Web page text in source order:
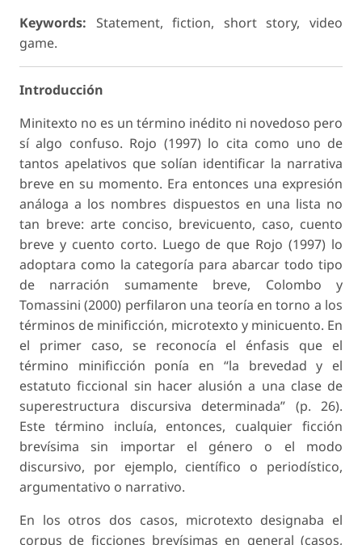
Keywords: Statement, fiction, short story, video
game.
Introducción
Minitexto no es un término inédito ni novedoso pero
sí algo confuso. Rojo (1997) lo cita como uno de
tantos apelativos que solían identificar la narrativa
breve en su momento. Era entonces una expresión
análoga a los nombres dispuestos en una lista no
tan breve: arte conciso, brevicuento, caso, cuento
breve y cuento corto. Luego de que Rojo (1997) lo
adoptara como la categoría para abarcar todo tipo
de narración sumamente breve, Colombo y
Tomassini (2000) perfilaron una teoría en torno a los
términos de minificción, microtexto y minicuento. En
el primer caso, se reconocía el énfasis que el
término minificción ponía en “la brevedad y el
estatuto ficcional sin hacer alusión a una clase de
superestructura discursiva determinada” (p. 26).
Este término incluía, entonces, cualquier ficción
brevísima sin importar el género o el modo
discursivo, por ejemplo, científico o periodístico,
argumentativo o narrativo.
En los otros dos casos, microtexto designaba el
corpus de ficciones brevísimas en general (casos,